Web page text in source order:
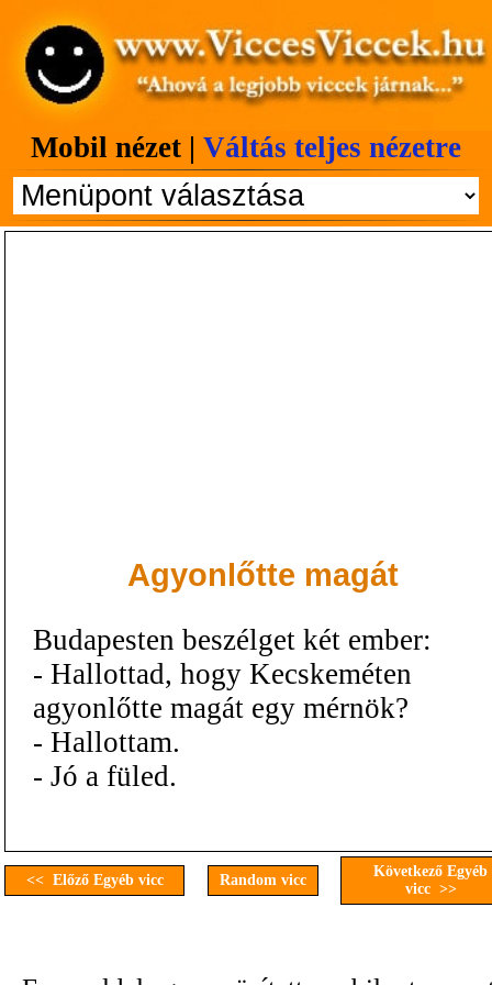
Mobil nézet | Váltás teljes nézetre
Agyonlőtte magát
Budapesten beszélget két ember:
- Hallottad, hogy Kecskeméten
agyonlőtte magát egy mérnök?
- Hallottam.
- Jó a füled.
<< Előző Egyéb vicc Random vicc
Következő Egyéb
vicc >>